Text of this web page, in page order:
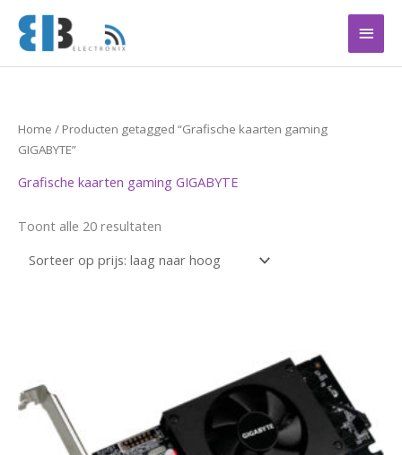
naar
inhoud
Home / Producten getagged “Grafische kaarten gaming
GIGABYTE”
Grafische kaarten gaming GIGABYTE
Toont alle 20 resultaten
Gesorteerd
op
naar
hoog